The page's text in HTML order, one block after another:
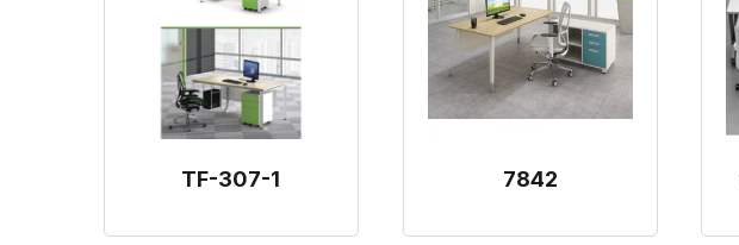
TF-307-1 7842